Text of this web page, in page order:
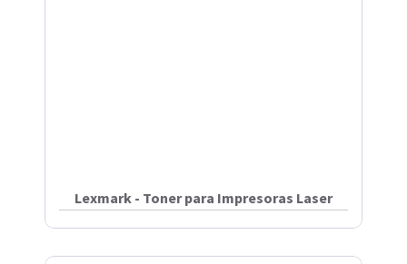
Lexmark - Toner para Impresoras Laser